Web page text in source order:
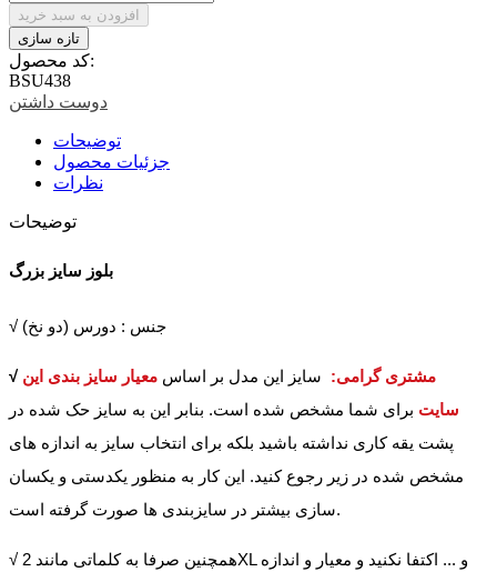
افزودن به سبد خرید
کد محصول:
BSU438
دوست داشتن
توضیحات
جزئیات محصول
نظرات
توضیحات
√ جنس : دورس (دو نخ)
√ مشتری گرامی: سایز این مدل بر اساس معیار سایز بندی این
سایت برای شما مشخص شده است. بنابر این به سایز حک شده در
پشت یقه کاری نداشته باشید بلکه برای انتخاب سایز به اندازه های
مشخص شده در زیر رجوع کنید. این کار به منظور یکدستی و یکسان
سازی بیشتر در سایزبندی ها صورت گرفته است.
√ همچنین صرفا به کلماتی مانند 2XL و ... اکتفا نکنید و معیار و اندازه